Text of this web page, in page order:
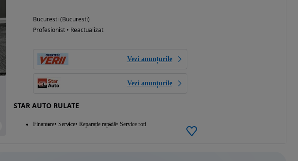
Bucuresti (Bucuresti)
Profesionist • Reactualizat
Vezi anunțurile
Vezi anunțurile
STAR AUTO RULATE
Finantare Service Reparație rapidă Service roti